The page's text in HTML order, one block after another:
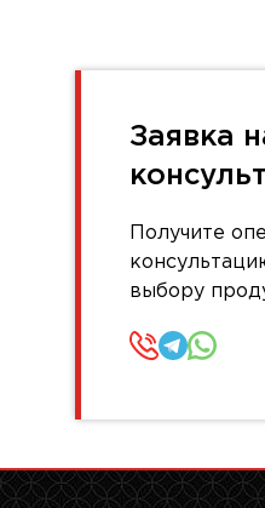
Заявка
Получите
выбору